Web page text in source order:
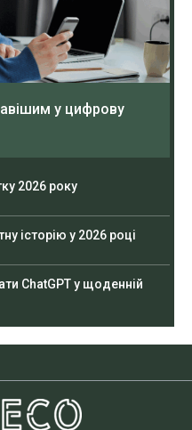
у цифрову
2026 року
історію у 2026 році
ChatGPT у щоденній